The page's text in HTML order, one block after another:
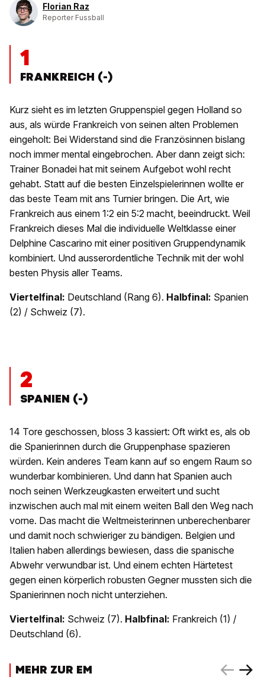
Florian Raz
Reporter Fussball
1
FRANKREICH (-)
Kurz sieht es im letzten Gruppenspiel gegen Holland so
aus, als würde Frankreich von seinen alten Problemen
eingeholt: Bei Widerstand sind die Französinnen bislang
noch immer mental eingebrochen. Aber dann zeigt sich:
Trainer Bonadei hat mit seinem Aufgebot wohl recht
gehabt. Statt auf die besten Einzelspielerinnen wollte er
das beste Team mit ans Turnier bringen. Die Art, wie
Frankreich aus einem 1:2 ein 5:2 macht, beeindruckt. Weil
Frankreich dieses Mal die individuelle Weltklasse einer
Delphine Cascarino mit einer positiven Gruppendynamik
kombiniert. Und ausserordentliche Technik mit der wohl
besten Physis aller Teams.
Viertelfinal: Deutschland (Rang 6). Halbfinal: Spanien
(2) / Schweiz (7).
2
SPANIEN (-)
14 Tore geschossen, bloss 3 kassiert: Oft wirkt es, als ob
die Spanierinnen durch die Gruppenphase spazieren
würden. Kein anderes Team kann auf so engem Raum so
wunderbar kombinieren. Und dann hat Spanien auch
noch seinen Werkzeugkasten erweitert und sucht
inzwischen auch mal mit einem weiten Ball den Weg nach
vorne. Das macht die Weltmeisterinnen unberechenbarer
und damit noch schwieriger zu bändigen. Belgien und
Italien haben allerdings bewiesen, dass die spanische
Abwehr verwundbar ist. Und einem echten Härtetest
gegen einen körperlich robusten Gegner mussten sich die
Spanierinnen noch nicht unterziehen.
Viertelfinal: Schweiz (7). Halbfinal: Frankreich (1) /
Deutschland (6).
MEHR ZUR EM